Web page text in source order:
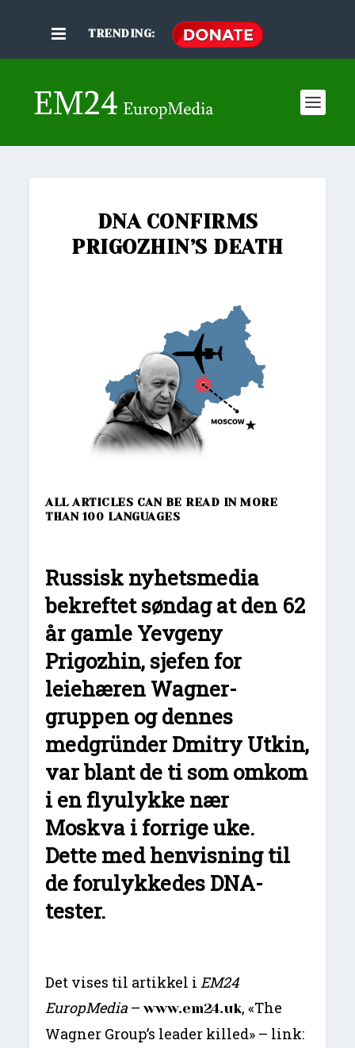
TRENDING:
DNA CONFIRMS
PRIGOZHIN’S DEATH
ALL ARTICLES CAN BE READ IN MORE
THAN 100 LANGUAGES
Russisk nyhetsmedia
bekreftet søndag at den 62
år gamle Yevgeny
Prigozhin, sjefen for
leiehæren Wagner-
gruppen og dennes
medgründer Dmitry Utkin,
var blant de ti som omkom
i en flyulykke nær
Moskva i forrige uke.
Dette med henvisning til
de forulykkedes DNA-
tester.
Det vises til artikkel iEM24
EuropMedia –www.em24.uk, «The
Wagner Group’s leader killed» – link: